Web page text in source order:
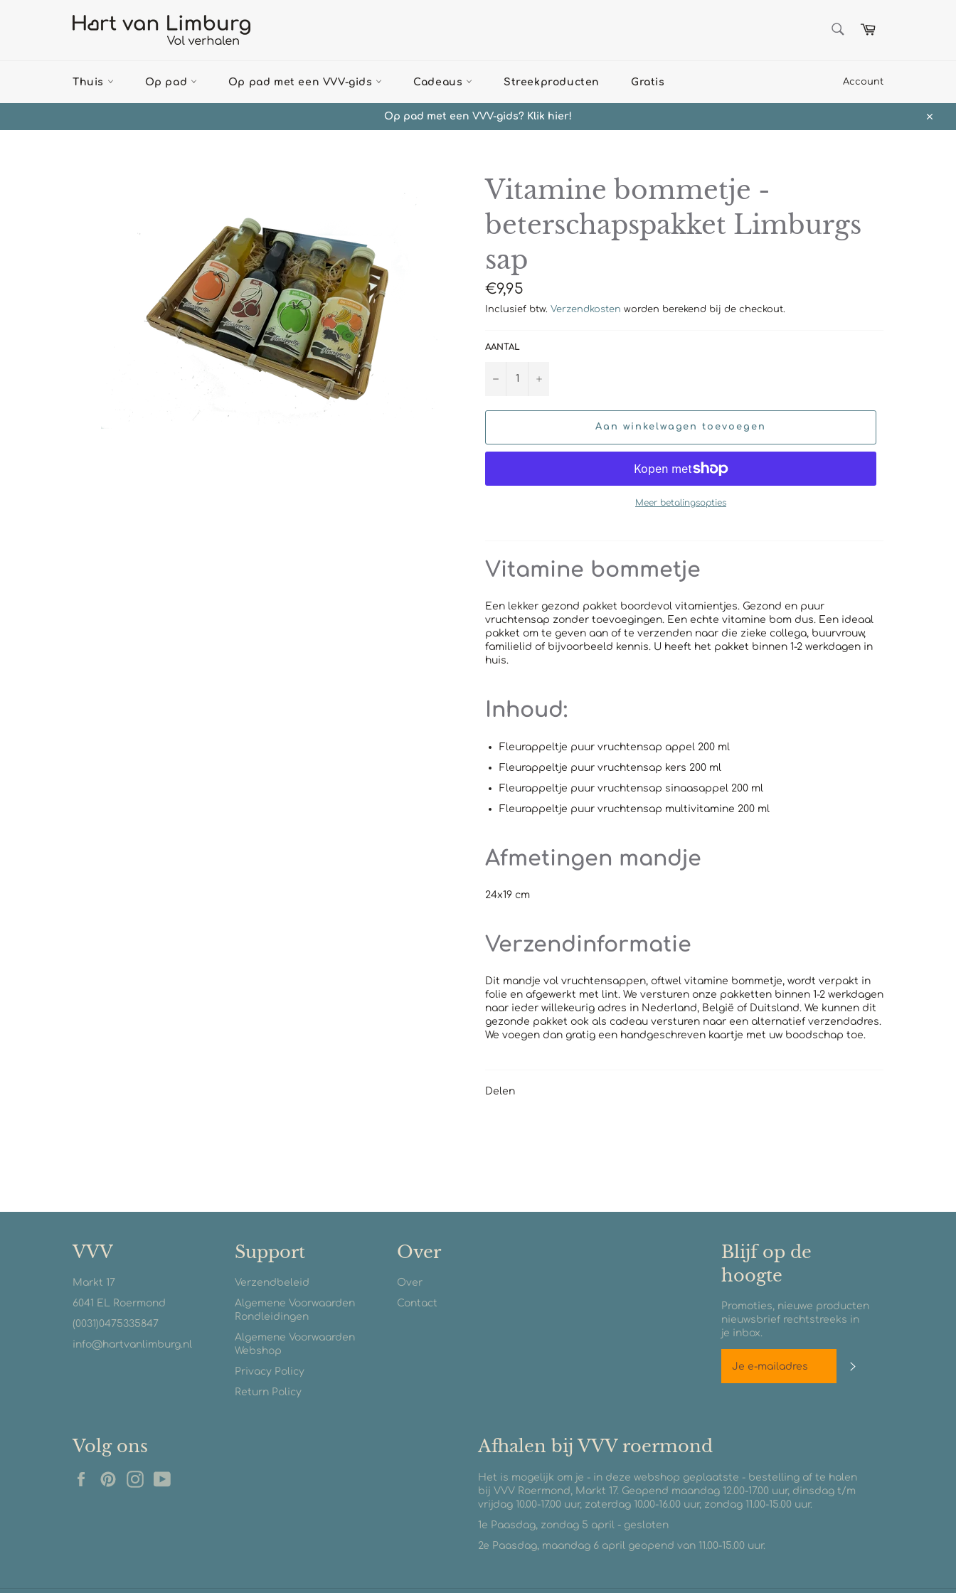
Winkelwagen
Thuis Op pad Op pad met een VVV-gids Cadeaus Streekproducten Gratis Account
Op pad met een VVV-gids? Klik hier!
Vitamine bommetje -
beterschapspakket Limburgs
sap
Normale
prijs
€9,95
Inclusief btw. Verzendkosten worden berekend bij de checkout.
AANTAL
− +
Aan winkelwagen toevoegen
Meer betalingsopties
Vitamine bommetje
Een lekker gezond pakket boordevol vitamientjes. Gezond en puur
vruchtensap zonder toevoegingen. Een echte vitamine bom dus. Een ideaal
pakket om te geven aan of te verzenden naar die zieke collega, buurvrouw,
familielid of bijvoorbeeld kennis. U heeft het pakket binnen 1-2 werkdagen in
huis.
Inhoud:
Fleurappeltje puur vruchtensap appel 200 ml
Fleurappeltje puur vruchtensap kers 200 ml
Fleurappeltje puur vruchtensap sinaasappel 200 ml
Fleurappeltje puur vruchtensap multivitamine 200 ml
Afmetingen mandje
24x19 cm
Verzendinformatie
Dit mandje vol vruchtensappen, oftwel vitamine bommetje, wordt verpakt in
folie en afgewerkt met lint. We versturen onze pakketten binnen 1-2 werkdagen
naar ieder willekeurig adres in Nederland, België of Duitsland. We kunnen dit
gezonde pakket ook als cadeau versturen naar een alternatief verzendadres.
We voegen dan gratig een handgeschreven kaartje met uw boodschap toe.
Delen
VVV
Markt 17
6041 EL Roermond
(0031)0475335847
info@hartvanlimburg.nl
Support
Verzendbeleid
Algemene Voorwaarden
Rondleidingen
Algemene Voorwaarden
Webshop
Privacy Policy
Return Policy
Over
Over
Contact
Blijf op de
hoogte
Promoties, nieuwe producten
nieuwsbrief rechtstreeks in
je inbox.
Volg ons
FacebookPinterestInstagram
Afhalen bij VVV roermond
Het is mogelijk om je - in deze webshop geplaatste - bestelling af te halen
bij VVV Roermond, Markt 17. Geopend maandag 12.00-17.00 uur, dinsdag t/m
vrijdag 10.00-17.00 uur, zaterdag 10.00-16.00 uur, zondag 11.00-15.00 uur.
1e Paasdag, zondag 5 april - gesloten
2e Paasdag, maandag 6 april geopend van 11.00-15.00 uur.